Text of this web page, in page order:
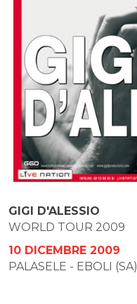
GIGI D'ALESSIO
WORLD TOUR 2009
10 DICEMBRE 2009
PALASELE - EBOLI (SA)